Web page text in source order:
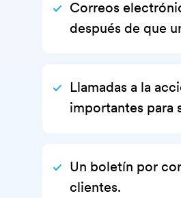
Correos
después de que
Llamadas a la
importantes para
Un boletín por
clientes.